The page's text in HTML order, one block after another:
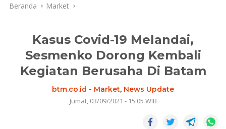
Beranda Market
Kasus Covid-19 Melandai,
Sesmenko Dorong Kembali
Kegiatan Berusaha Di Batam
btm.co.id - Market, News Update
Jumat, 03/09/2021 - 15:05 WIB